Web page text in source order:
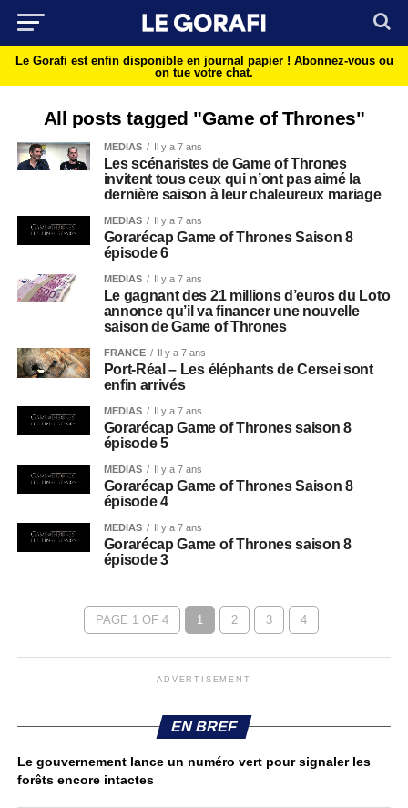
Le Gorafi est enfin disponible en journal papier ! Abonnez-vous ou
on tue votre chat.
All posts tagged "Game of Thrones"
MEDIAS Il y a 7 ans
Les scénaristes de Game of Thrones
invitent tous ceux qui n’ont pas aimé la
dernière saison à leur chaleureux mariage
MEDIAS Il y a 7 ans
Gorarécap Game of Thrones Saison 8
épisode 6
MEDIAS Il y a 7 ans
Le gagnant des 21 millions d’euros du Loto
annonce qu’il va financer une nouvelle
saison de Game of Thrones
FRANCE Il y a 7 ans
Port-Réal – Les éléphants de Cersei sont
enfin arrivés
MEDIAS Il y a 7 ans
Gorarécap Game of Thrones saison 8
épisode 5
MEDIAS Il y a 7 ans
Gorarécap Game of Thrones Saison 8
épisode 4
MEDIAS Il y a 7 ans
Gorarécap Game of Thrones saison 8
épisode 3
PAGE 1 OF 4 1 2 3 4
ADVERTISEMENT
EN BREF
Le gouvernement lance un numéro vert pour signaler les
forêts encore intactes